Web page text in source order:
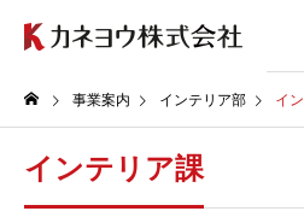
事業案内 インテリア部 イ
インテリア課